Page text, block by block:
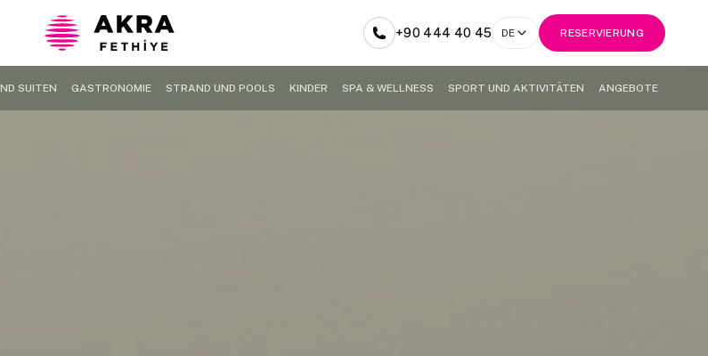
+90 444 40 45 DE RESERVIERUNG
SUITEN GASTRONOMIE STRAND UND POOLS KINDER SPA & WELLNESS SPORT UND AKTIVITÄTEN ANGEBOTE